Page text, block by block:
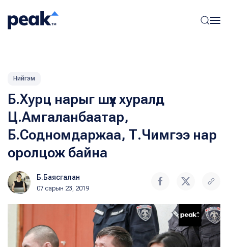
Нийгэм
Б.Хурц нарыг шүүх хуралд
Ц.Амгаланбаатар,
Б.Содномдаржаа, Т.Чимгээ нар
оролцож байна
Б.Баясгалан
07 сарын 23, 2019